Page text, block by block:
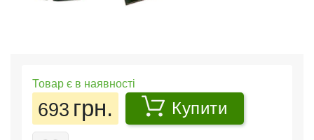
Товар є в наявності
693 грн. Купити